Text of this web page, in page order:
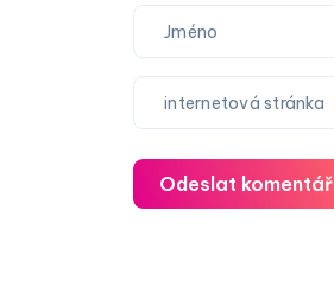
Odeslat komentář